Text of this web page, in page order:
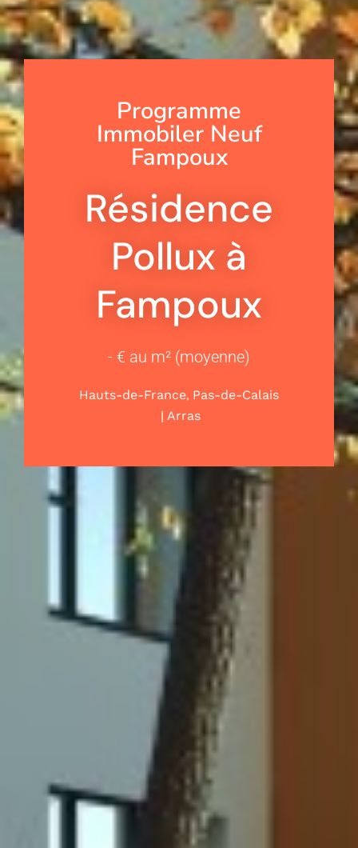
Programme
Immobiler Neuf
Fampoux
Résidence
Pollux à
Fampoux
- € au m² (moyenne)
Hauts-de-France, Pas-de-Calais
| Arras